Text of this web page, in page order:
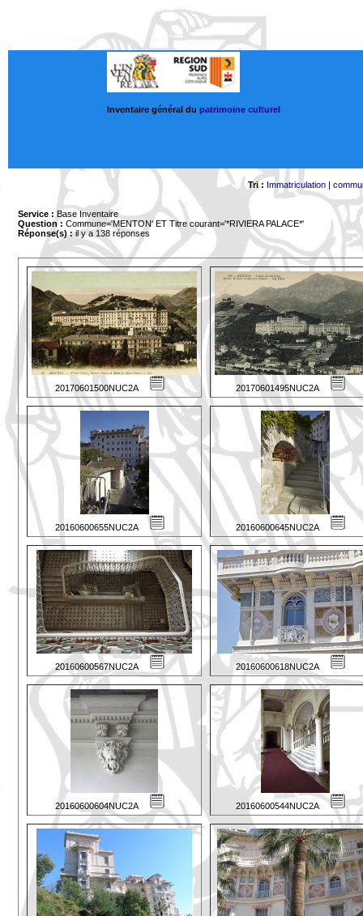
Inventaire général du patrimoine culturel
Tri : Immatriculation |
Service : Base Inventaire
Question : Commune='MENTON' ET Titre courant='*RIVIERA PALACE*'
Réponse(s) :il y a 138 réponses
20170601500NUC2A 20170601495NUC2A
20160600655NUC2A 20160600645NUC2A
20160600567NUC2A 20160600618NUC2A
20160600604NUC2A 20160600544NUC2A